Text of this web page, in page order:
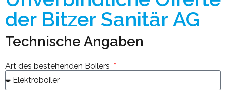
der Bitzer Sanitär AG
Technische Angaben
Art des bestehenden Boilers